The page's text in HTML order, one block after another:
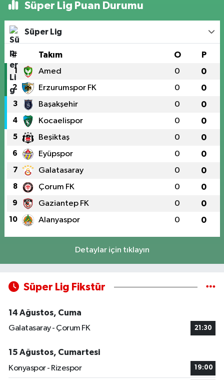
Süper Lig Puan Durumu
Süper Lig
# Takım O P
1 Amed 0 0
2 Erzurumspor FK 0 0
3 Başakşehir 0 0
4 Kocaelispor 0 0
5 Beşiktaş 0 0
6 Eyüpspor 0 0
7 Galatasaray 0 0
8 Çorum FK 0 0
9 Gaziantep FK 0 0
10 Alanyaspor 0 0
Detaylar için tıklayın
Süper Lig Fikstür
14 Ağustos, Cuma
Galatasaray - Çorum FK
21:30
15 Ağustos, Cumartesi
Konyaspor - Rizespor
19:00